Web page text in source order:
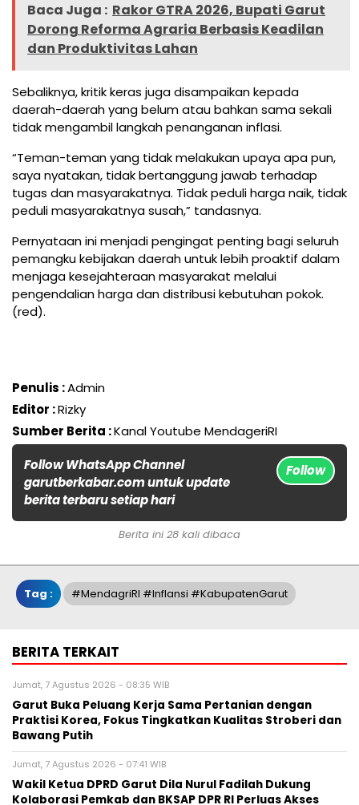
Baca Juga : Rakor GTRA 2026, Bupati Garut
Dorong Reforma Agraria Berbasis Keadilan
dan Produktivitas Lahan
Sebaliknya, kritik keras juga disampaikan kepada
daerah-daerah yang belum atau bahkan sama sekali
tidak mengambil langkah penanganan inflasi.
“Teman-teman yang tidak melakukan upaya apa pun,
saya nyatakan, tidak bertanggung jawab terhadap
tugas dan masyarakatnya. Tidak peduli harga naik, tidak
peduli masyarakatnya susah,” tandasnya.
Pernyataan ini menjadi pengingat penting bagi seluruh
pemangku kebijakan daerah untuk lebih proaktif dalam
menjaga kesejahteraan masyarakat melalui
pengendalian harga dan distribusi kebutuhan pokok.
(red).
Penulis :Admin
Editor :Rizky
Sumber Berita :Kanal Youtube MendageriRI
Follow WhatsApp Channel
garutberkabar.com untuk update
berita terbaru setiap hari
Follow
Berita ini 28 kali dibaca
Tag : #MendagriRI #Inflansi #KabupatenGarut
BERITA TERKAIT
Jumat, 7 Agustus 2026 - 08:35 WIB
Garut Buka Peluang Kerja Sama Pertanian dengan
Praktisi Korea, Fokus Tingkatkan Kualitas Stroberi dan
Bawang Putih
Jumat, 7 Agustus 2026 - 07:41 WIB
Wakil Ketua DPRD Garut Dila Nurul Fadilah Dukung
Kolaborasi Pemkab dan BKSAP DPR RI Perluas Akses